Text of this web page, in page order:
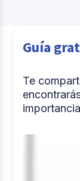
Guía
Te